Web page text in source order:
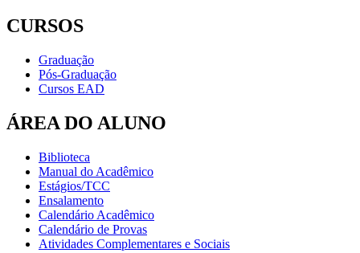
CURSOS
Graduação
Pós-Graduação
Cursos EAD
ÁREA DO ALUNO
Biblioteca
Manual do Acadêmico
Estágios/TCC
Ensalamento
Calendário Acadêmico
Calendário de Provas
Atividades Complementares e Sociais